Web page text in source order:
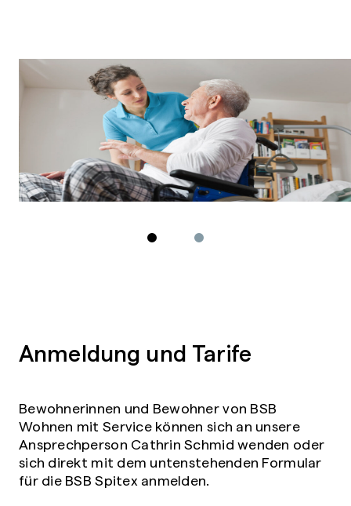
Zeige 2 von 3Zeige 3 von 3
Anmeldung und Tarife
Bewohnerinnen und Bewohner von BSB
Wohnen mit Service können sich an unsere
Ansprechperson Cathrin Schmid wenden oder
sich direkt mit dem untenstehenden Formular
für die BSB Spitex anmelden.